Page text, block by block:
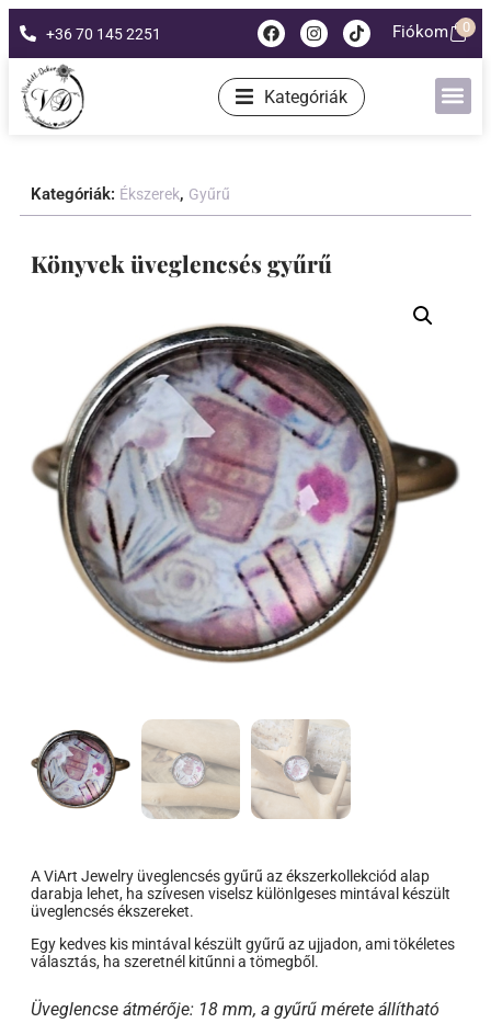
+36 70 145 2251 Fiókom 0
Kategóriák
Kategóriák: Ékszerek, Gyűrű
Könyvek üveglencsés gyűrű
A ViArt Jewelry üveglencsés gyűrű az ékszerkollekciód alap
darabja lehet, ha szívesen viselsz különlgeses mintával készült
üveglencsés ékszereket.
Egy kedves kis mintával készült gyűrű az ujjadon, ami tökéletes
választás, ha szeretnél kitűnni a tömegből.
Üveglencse átmérője: 18 mm, a gyűrű mérete állítható